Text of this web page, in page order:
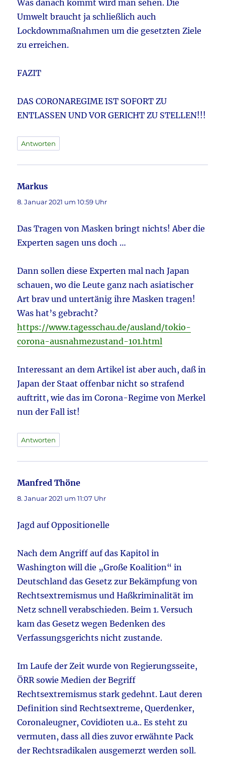
Was danach kommt wird man sehen. Die
Umwelt braucht ja schließlich auch
Lockdownmaßnahmen um die gesetzten Ziele
zu erreichen.
FAZIT
DAS CORONAREGIME IST SOFORT ZU
ENTLASSEN UND VOR GERICHT ZU STELLEN!!!
Antworten
Markus
8. Januar 2021 um 10:59 Uhr
Das Tragen von Masken bringt nichts! Aber die
Experten sagen uns doch …
Dann sollen diese Experten mal nach Japan
schauen, wo die Leute ganz nach asiatischer
Art brav und untertänig ihre Masken tragen!
Was hat’s gebracht?
https://www.tagesschau.de/ausland/tokio-
corona-ausnahmezustand-101.html
Interessant an dem Artikel ist aber auch, daß in
Japan der Staat offenbar nicht so strafend
auftritt, wie das im Corona-Regime von Merkel
nun der Fall ist!
Antworten
Manfred Thöne
8. Januar 2021 um 11:07 Uhr
Jagd auf Oppositionelle
Nach dem Angriff auf das Kapitol in
Washington will die „Große Koalition“ in
Deutschland das Gesetz zur Bekämpfung von
Rechtsextremismus und Haßkriminalität im
Netz schnell verabschieden. Beim 1. Versuch
kam das Gesetz wegen Bedenken des
Verfassungsgerichts nicht zustande.
Im Laufe der Zeit wurde von Regierungsseite,
ÖRR sowie Medien der Begriff
Rechtsextremismus stark gedehnt. Laut deren
Definition sind Rechtsextreme, Querdenker,
Coronaleugner, Covidioten u.a.. Es steht zu
vermuten, dass all dies zuvor erwähnte Pack
der Rechtsradikalen ausgemerzt werden soll.